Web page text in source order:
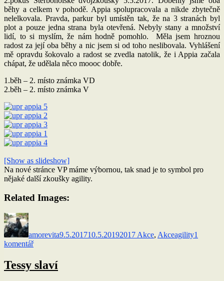
běhy a celkem v pohodě. Appia spolupracovala a nikde zbytečně
nelelkovala. Pravda, parkur byl umístěn tak, že na 3 stranách byl
plot a pouze jedna strana byla otevřená. Nebyly stany a množství
lidí, to si myslím, že nám hodně pomohlo. Měla jsem hroznou
radost za její oba běhy a nic jsem si od toho neslibovala. Vyhlášení
mě opravdu šokovalo a radost se zvedla natolik, že i Appia začala
chápat, že udělala něco moooc dobře.
1.běh – 2. místo známka VD
2.běh – 2. místo známka V
[Show as slideshow]
Na nové stránce VP máme výbornou, tak snad je to symbol pro
nějaké další zkoušky agility.
Related Images:
Autor:
amorevita9.5.201710.5.20192017 Akce, Akceagility1
komentářu
názvem
Tessy slaví